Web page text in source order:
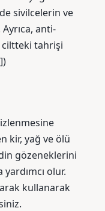
sivilcelerin ve
anti-
tahrişi
kir, yağ ve ölü
gözeneklerini
olur.
kullanarak